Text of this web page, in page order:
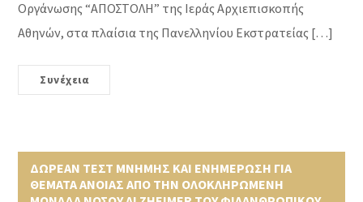
Οργάνωσης “ΑΠΟΣΤΟΛΗ” της Ιεράς Αρχιεπισκοπής
Αθηνών, στα πλαίσια της Πανελληνίου Εκστρατείας […]
Συνέχεια
ΔΩΡΕΑΝ ΤΕΣΤ ΜΝΗΜΗΣ ΚΑΙ ΕΝΗΜΕΡΩΣΗ ΓΙΑ
ΘΕΜΑΤΑ ΑΝΟΙΑΣ ΑΠΟ ΤΗΝ ΟΛΟΚΛΗΡΩΜΕΝΗ